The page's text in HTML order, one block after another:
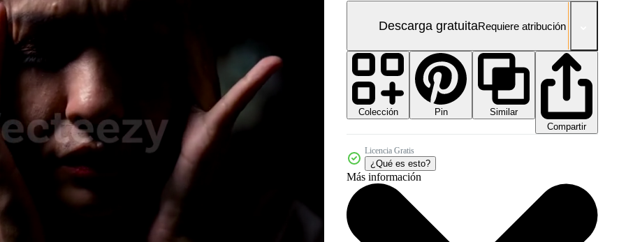
Descarga gratuitaRequiere atribución
Colección Pin
Similar
Compartir
Licencia Gratis
¿Qué es esto?
Más información